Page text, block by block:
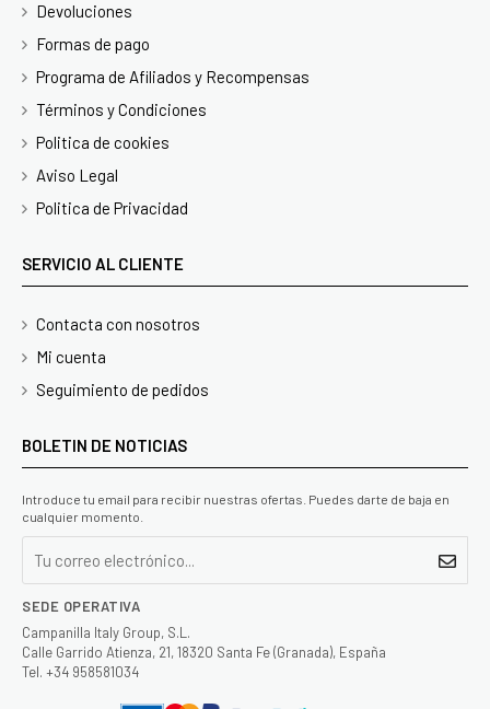
Devoluciones
Formas de pago
Programa de Afiliados y Recompensas
Términos y Condiciones
Politica de cookies
Aviso Legal
Politica de Privacidad
SERVICIO AL CLIENTE
Contacta con nosotros
Mi cuenta
Seguimiento de pedidos
BOLETIN DE NOTICIAS
Introduce tu email para recibir nuestras ofertas. Puedes darte de baja en
cualquier momento.
SEDE OPERATIVA
Campanilla Italy Group, S.L.
Calle Garrido Atienza, 21, 18320 Santa Fe (Granada), España
Tel. +34 958581034